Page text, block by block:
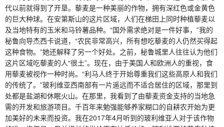
代以前就得到了开垦。藜麦是一种美丽的作物，拥有深红色或金黄色
的巨大种球。在安第斯山的这片区域，人们在梯田上同时种植藜麦以
及当地特有的玉米和马铃薯品种。“国外需求绝对是一件好事，”我的
秘鲁向导杰西卡说道，“农民非常高兴，所有想吃藜麦的人仍然买得起
这种食物。”她还解释了另一个好处。之前，秘鲁城里人往往认为他们
这片区域吃藜麦的人“很土”。现在，由于美国人和欧洲人的重视，食
用藜麦被视作一种时尚。“利马人终于开始尊重我们这些高原人和我们
的传统了。”玻利维亚西南部有一片遥远而不适合居住的区域，那里到
处都是盐湖和休眠火山。在那里，我看到了由藜麦资金支持的当地急
需的开发和旅游项目。千百年来勉强能够养家糊口的自耕农开始为更
加美好的未来而投资。我在2017年4月听到的玻利维亚人对于该作物